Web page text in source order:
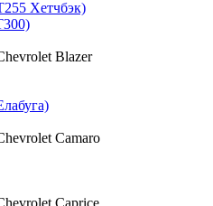
Хетчбэк)
Blazer
Camaro
Caprice